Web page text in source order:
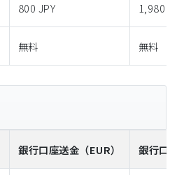
800 JPY 1,980
無料 無料
銀行口座送金 （EUR） 銀行口